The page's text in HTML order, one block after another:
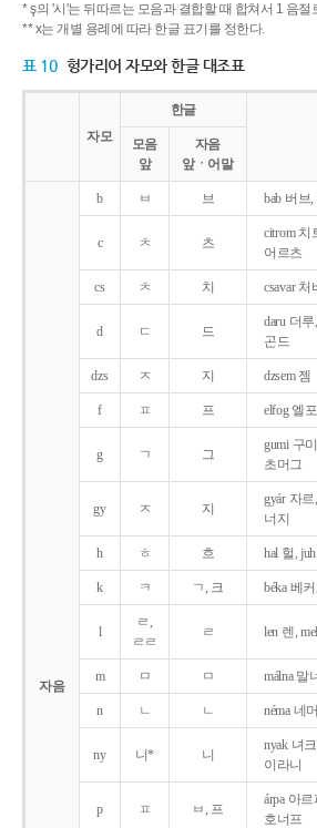
* ş의 '시'는 뒤따르는 모음과 결합할 때 합쳐서 1 음절
** x는 개별 용례에 따라 한글 표기를 정한다.
표 10 헝가리어 자모와 한글 대조표
자모
한글
모음
앞
자음
앞ㆍ어말
자음
b ㅂ 브 bab 버브
c ㅊ 츠
citrom 치
어르츠
cs ㅊ 치 csavar 처
d ㄷ 드
daru 더
곤드
dzs ㅈ 지 dzsem 젬
f ㅍ 프 elfog 엘
g ㄱ 그
gumi 구
초머그
gy ㅈ 지
gyár 자르
너지
h ㅎ 흐 hal 헐,
k ㅋ ㄱ, 크 béka 베
l
ㄹ,
ㄹㄹ
ㄹ len 렌,
m ㅁ ㅁ málna 말
n ㄴ ㄴ néma 네
ny 니* 니
nyak 녀
이라니
p ㅍ ㅂ, 프
árpa 아르
호너프